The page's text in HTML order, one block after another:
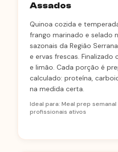
Assados
Quinoa cozida e
frango marinado e selado
sazonais da Região
e ervas frescas.
e limão. Cada porção é
calculado: proteína,
na medida certa.
Ideal para: Meal prep
profissionais ativos